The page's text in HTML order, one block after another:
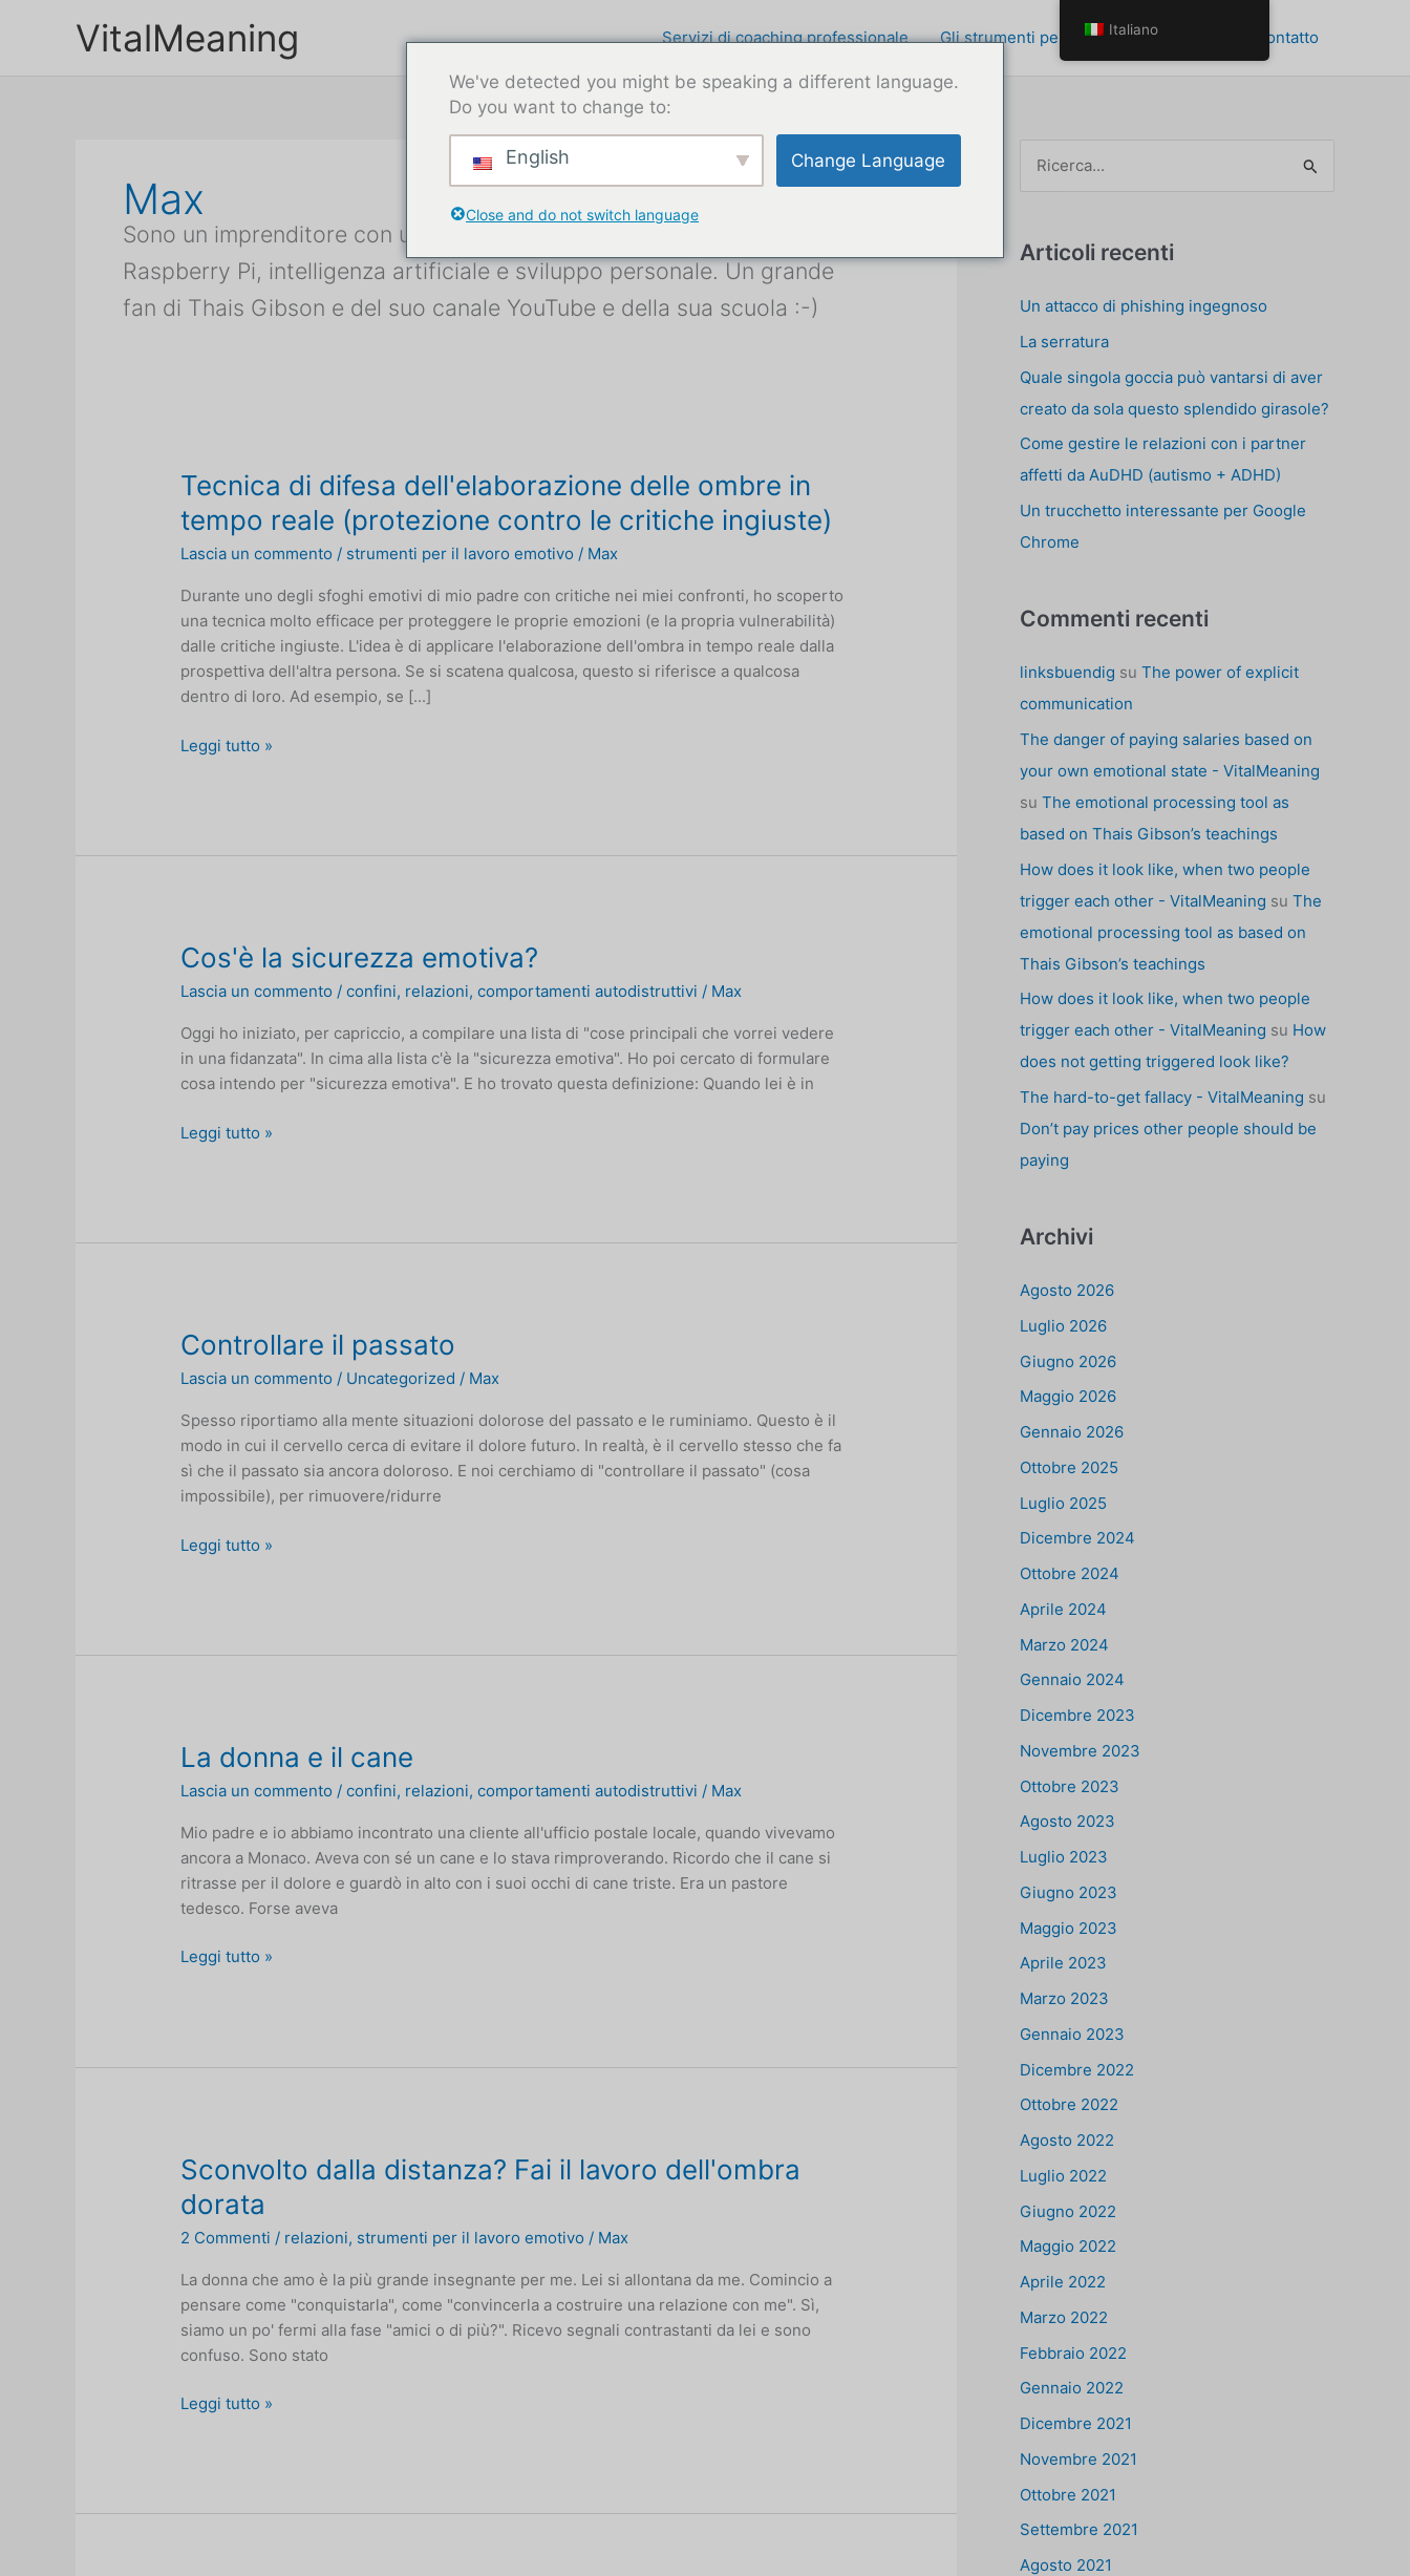
VitalMeaning Servizi di coaching professionale Gli strumenti per la crescita personale Contatto
Max
Sono un imprenditore con un background eclettico. Attualmente in
Raspberry Pi, intelligenza artificiale e sviluppo personale. Un grande
fan di Thais Gibson e del suo canale YouTube e della sua scuola :-)
Tecnica di difesa dell'elaborazione delle ombre in
tempo reale (protezione contro le critiche ingiuste)
Lascia un commento / strumenti per il lavoro emotivo / Max
Durante uno degli sfoghi emotivi di mio padre con critiche nei miei confronti, ho scoperto
una tecnica molto efficace per proteggere le proprie emozioni (e la propria vulnerabilità)
dalle critiche ingiuste. L'idea è di applicare l'elaborazione dell'ombra in tempo reale dalla
prospettiva dell'altra persona. Se si scatena qualcosa, questo si riferisce a qualcosa
dentro di loro. Ad esempio, se [...]
Tecnica
reale
(protezione
contro
critiche
Leggi tutto »
Cos'è la sicurezza emotiva?
Lascia un commento /confini, relazioni,comportamenti autodistruttivi / Max
Oggi ho iniziato, per capriccio, a compilare una lista di "cose principali che vorrei vedere
in una fidanzata". In cima alla lista c'è la "sicurezza emotiva". Ho poi cercato di formulare
cosa intendo per "sicurezza emotiva". E ho trovato questa definizione: Quando lei è in
Cos'è
Leggi tutto »
Controllare il passato
Lascia un commento / Uncategorized / Max
Spesso riportiamo alla mente situazioni dolorose del passato e le ruminiamo. Questo è il
modo in cui il cervello cerca di evitare il dolore futuro. In realtà, è il cervello stesso che fa
sì che il passato sia ancora doloroso. E noi cerchiamo di "controllare il passato" (cosa
impossibile), per rimuovere/ridurre
Controllare
Leggi tutto »
La donna e il cane
Lascia un commento /confini, relazioni,comportamenti autodistruttivi / Max
Mio padre e io abbiamo incontrato una cliente all'ufficio postale locale, quando vivevamo
ancora a Monaco. Aveva con sé un cane e lo stava rimproverando. Ricordo che il cane si
ritrasse per il dolore e guardò in alto con i suoi occhi di cane triste. Era un pastore
tedesco. Forse aveva
La
Leggi tutto »
Sconvolto dalla distanza? Fai il lavoro dell'ombra
dorata
2 Commenti / relazioni, strumenti per il lavoro emotivo / Max
La donna che amo è la più grande insegnante per me. Lei si allontana da me. Comincio a
pensare come "conquistarla", come "convincerla a costruire una relazione con me". Sì,
siamo un po' fermi alla fase "amici o di più?". Ricevo segnali contrastanti da lei e sono
confuso. Sono stato
Sconvolto
Leggi tutto »
c
p
e
r
:
Articoli recenti
Un attacco di phishing ingegnoso
La serratura
Quale singola goccia può vantarsi di aver
creato da sola questo splendido girasole?
Come gestire le relazioni con i partner
affetti da AuDHD (autismo + ADHD)
Un trucchetto interessante per Google
Chrome
Commenti recenti
linksbuendig su The power of explicit
communication
The danger of paying salaries based on
your own emotional state - VitalMeaning
su The emotional processing tool as
based on Thais Gibson’s teachings
How does it look like, when two people
trigger each other - VitalMeaning su The
emotional processing tool as based on
Thais Gibson’s teachings
How does it look like, when two people
trigger each other - VitalMeaning su How
does not getting triggered look like?
The hard-to-get fallacy - VitalMeaning su
Don’t pay prices other people should be
paying
Archivi
Agosto 2026
Luglio 2026
Giugno 2026
Maggio 2026
Gennaio 2026
Ottobre 2025
Luglio 2025
Dicembre 2024
Ottobre 2024
Aprile 2024
Marzo 2024
Gennaio 2024
Dicembre 2023
Novembre 2023
Ottobre 2023
Agosto 2023
Luglio 2023
Giugno 2023
Maggio 2023
Aprile 2023
Marzo 2023
Gennaio 2023
Dicembre 2022
Ottobre 2022
Agosto 2022
Luglio 2022
Giugno 2022
Maggio 2022
Aprile 2022
Marzo 2022
Febbraio 2022
Gennaio 2022
Dicembre 2021
Novembre 2021
Ottobre 2021
Settembre 2021
Agosto 2021
Italiano
We've detected you might be speaking a different language.
Do you want to change to:
English Change Language
Close and do not switch language